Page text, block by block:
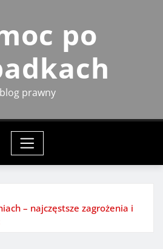
po
blog prawny
– najczęstsze zagrożenia i